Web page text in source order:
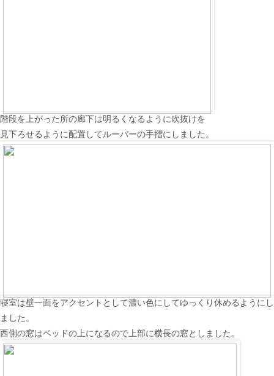
階段を上がった所の廊下は明るくなるように吹抜けを
見下ろせるように配置してルーバーの手摺にしました。
寝室は壁一面をアクセントとして濃い色にしてゆっくり休めるようにし
ました。
西側の窓はベッドの上になるので上部に横長の窓としました。